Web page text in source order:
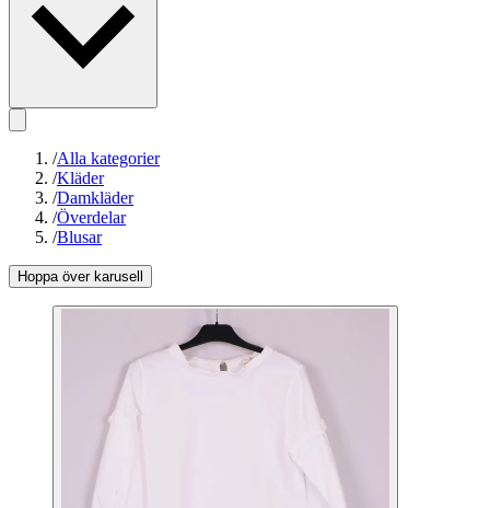
/Alla kategorier
/Kläder
/Damkläder
/Överdelar
/Blusar
Hoppa över karusell